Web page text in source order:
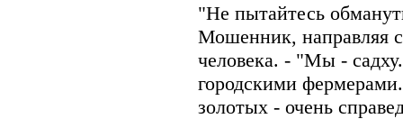
"Не пытайтесь
Мошенник, направляя
человека. - "Мы -
городскими
золотых - очень